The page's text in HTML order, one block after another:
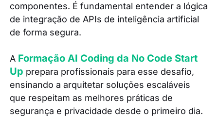
componentes. É fundamental entender a lógica
de integração de APIs de inteligência artificial
de forma segura.
A Formação AI Coding da No Code Start
Up prepara profissionais para esse desafio,
ensinando a arquitetar soluções escaláveis
que respeitam as melhores práticas de
segurança e privacidade desde o primeiro dia.